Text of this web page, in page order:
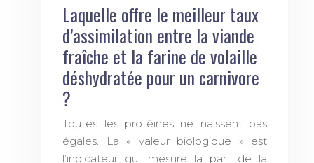
Laquelle offre le meilleur taux
d’assimilation entre la viande
fraîche et la farine de volaille
déshydratée pour un carnivore
?
Toutes les protéines ne naissent pas
égales. La « valeur biologique » est
l’indicateur qui mesure la part de la